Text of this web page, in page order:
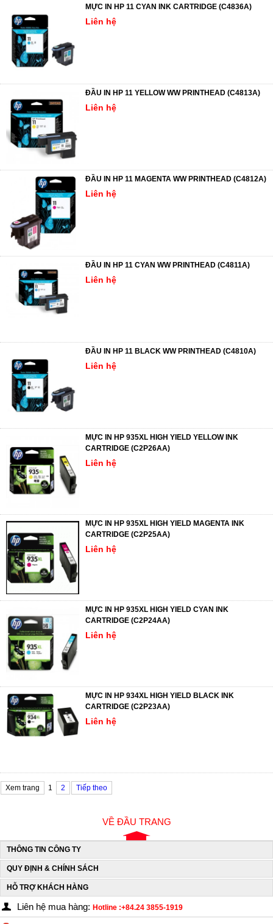
MỰC IN HP 11 CYAN INK CARTRIDGE (C4836A)
Liên hệ
ĐẦU IN HP 11 YELLOW WW PRINTHEAD (C4813A)
Liên hệ
ĐẦU IN HP 11 MAGENTA WW PRINTHEAD (C4812A)
Liên hệ
ĐẦU IN HP 11 CYAN WW PRINTHEAD (C4811A)
Liên hệ
ĐẦU IN HP 11 BLACK WW PRINTHEAD (C4810A)
Liên hệ
MỰC IN HP 935XL HIGH YIELD YELLOW INK
CARTRIDGE (C2P26AA)
Liên hệ
MỰC IN HP 935XL HIGH YIELD MAGENTA INK
CARTRIDGE (C2P25AA)
Liên hệ
MỰC IN HP 935XL HIGH YIELD CYAN INK
CARTRIDGE (C2P24AA)
Liên hệ
MỰC IN HP 934XL HIGH YIELD BLACK INK
CARTRIDGE (C2P23AA)
Liên hệ
Xem trang 1 2 Tiếp theo
VỀ ĐẦU TRANG
THÔNG TIN CÔNG TY
QUY ĐỊNH & CHÍNH SÁCH
HỖ TRỢ KHÁCH HÀNG
Liên hệ mua hàng: Hotline :+84.24 3855-1919